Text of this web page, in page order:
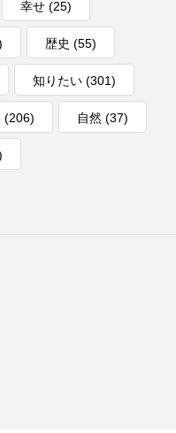
幸せ(25)
歴史 (55)
知りたい(301)
(206) 自然 (37)